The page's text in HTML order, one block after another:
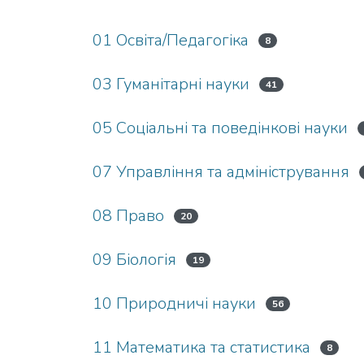
01 Освіта/Педагогіка 8
03 Гуманітарні науки 41
05 Соціальні та поведінкові науки
07 Управління та адміністрування
08 Право 20
09 Біологія 19
10 Природничі науки 56
11 Математика та статистика 8